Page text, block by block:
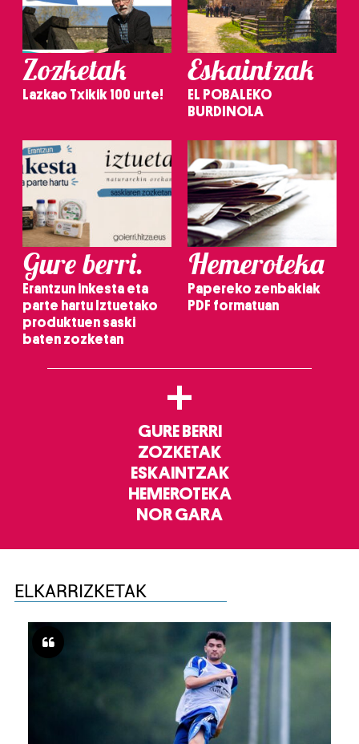
Zozketak
Lazkao Txikik 100 urte!
Eskaintzak
EL POBALEKO
BURDINOLA
Gure berri.
Erantzun inkesta eta
parte hartu Iztuetako
produktuen saski
baten zozketan
Hemeroteka
Papereko zenbakiak
PDF formatuan
+
GURE BERRI
ZOZKETAK
ESKAINTZAK
HEMEROTEKA
NOR GARA
ELKARRIZKETAK